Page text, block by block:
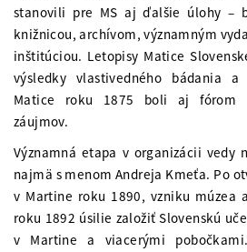
stanovili pre MS aj ďalšie úlohy –
knižnicou, archívom, významným
inštitúciou. Letopisy Matice
výsledky vlastivedného bádania a
Matice roku 1875 boli aj fórom
záujmov.
Významná etapa v organizácii vedy
najmä s menom Andreja Kmeťa. Po
v Martine roku 1890, vzniku múzea
roku 1892 úsilie založiť Slovenskú
v Martine a viacerými